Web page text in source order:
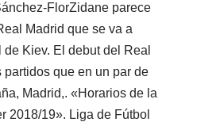
FlorZidane parece
Madrid que se va a
Kiev. El debut del Real
que en un par de
Madrid,. «Horarios de la
2018/19». Liga de Fútbol